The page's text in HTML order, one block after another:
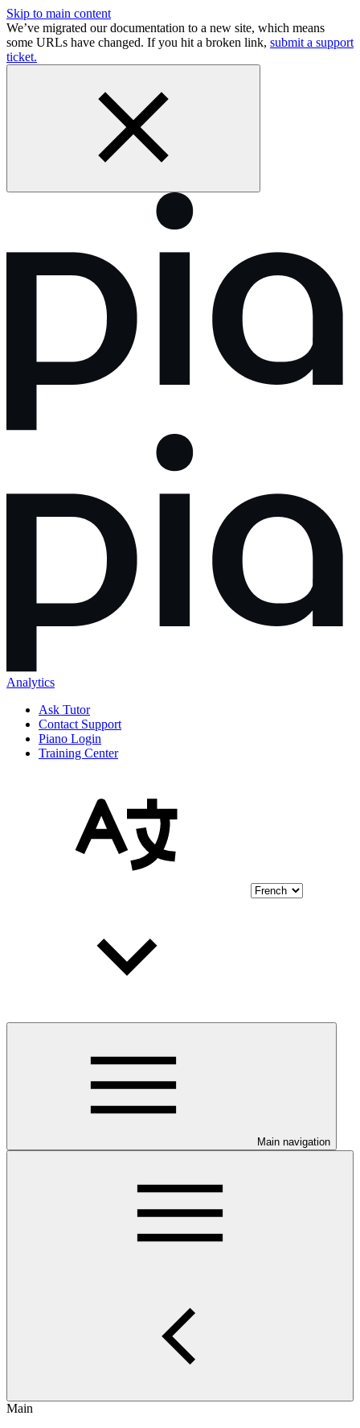
Skip to main content
We’ve migrated our documentation to a new site, which means
some URLs have changed. If you hit a broken link, submit a support
ticket.
Analytics
Ask Tutor
Contact Support
Piano Login
Training Center
Main navigation
Main